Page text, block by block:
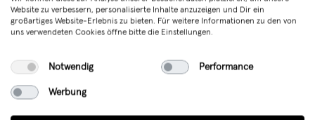
Website zu verbessern, personalisierte Inhalte anzuzeigen und Dir ein
großartiges Website-Erlebnis zu bieten. Für weitere Informationen zu den von
uns verwendeten Cookies öffne bitte die Einstellungen.
Notwendig Performance
Werbung